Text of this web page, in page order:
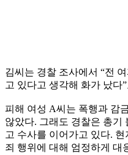
김씨는 경찰 조사에서 “전
고 있다고 생각해 화가 났다
피해 여성 A씨는 폭행과 감
않았다. 그래도 경찰은 총기
고 수사를 이어가고 있다.
죄 행위에 대해 엄정하게 대